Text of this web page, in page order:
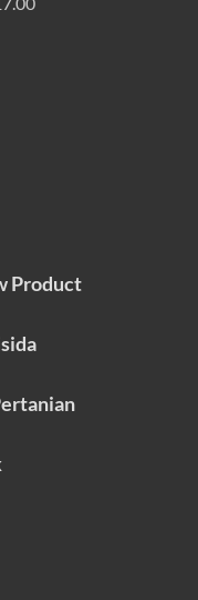
Product